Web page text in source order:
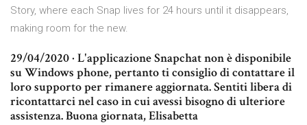
Story, where each Snap lives for 24 hours until it disappears,
making room for the new.
29/04/2020 · L'applicazione Snapchat non è disponibile
su Windows phone, pertanto ti consiglio di contattare il
loro supporto per rimanere aggiornata. Sentiti libera di
ricontattarci nel caso in cui avessi bisogno di ulteriore
assistenza. Buona giornata, Elisabetta